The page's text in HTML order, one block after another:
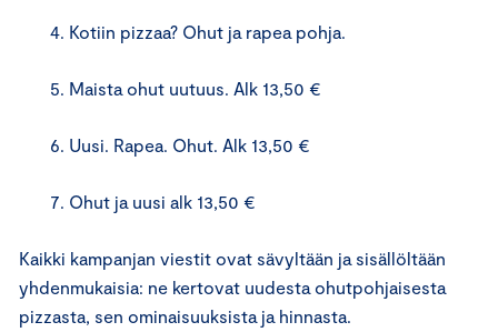
Kotiin pizzaa? Ohut ja rapea pohja.
Maista ohut uutuus. Alk 13,50 €
Uusi. Rapea. Ohut. Alk 13,50 €
Ohut ja uusi alk 13,50 €
Kaikki kampanjan viestit ovat sävyltään ja sisällöltään
yhdenmukaisia: ne kertovat uudesta ohutpohjaisesta
pizzasta, sen ominaisuuksista ja hinnasta.